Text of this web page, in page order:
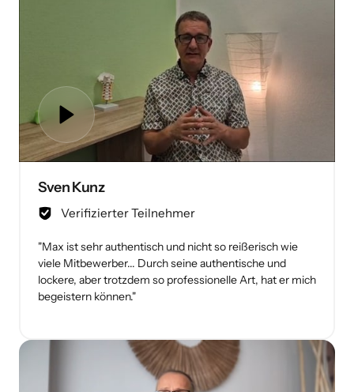
Sven Kunz
Verifizierter Teilnehmer
"Max ist sehr authentisch und nicht so reißerisch wie
viele Mitbewerber... Durch seine authentische und
lockere, aber trotzdem so professionelle Art, hat er mich
begeistern können."